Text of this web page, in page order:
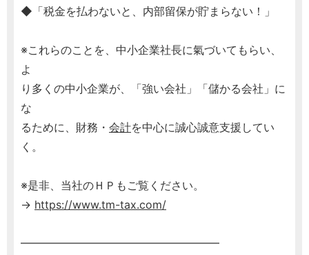
◆「税金を払わないと、内部留保が貯まらない！」
※これらのことを、中小企業社長に氣づいてもらい、
よ
り多くの中小企業が、「強い会社」「儲かる会社」に
な
るために、財務・ 会計を中心に誠心誠意支援してい
く。
※是非、当社のＨＰもご覧ください。
→ https://www.tm-tax.com/
━━━━━━━━━━━━━━━━━━